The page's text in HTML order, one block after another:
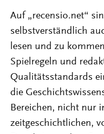
Auf „recensio.net“
selbstverständlich
lesen und zu
Spielregeln und
Qualitätsstandards
die
Bereichen, nicht nur
zeitgeschichtlichen,